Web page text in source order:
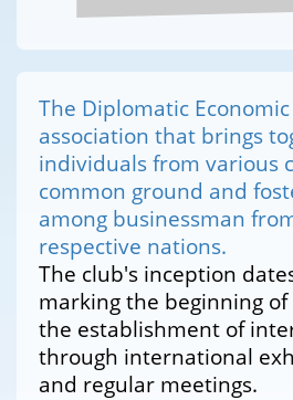
The Diplomatic
association that brings
individuals from various
common ground and
among businessman
respective nations.
The club's inception
marking the beginning
the establishment of
through international
and regular meetings.